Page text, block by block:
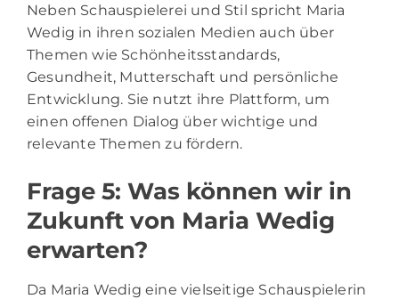
Neben Schauspielerei und Stil spricht Maria
Wedig in ihren sozialen Medien auch über
Themen wie Schönheitsstandards,
Gesundheit, Mutterschaft und persönliche
Entwicklung. Sie nutzt ihre Plattform, um
einen offenen Dialog über wichtige und
relevante Themen zu fördern.
Frage 5: Was können wir in
Zukunft von Maria Wedig
erwarten?
Da Maria Wedig eine vielseitige Schauspielerin